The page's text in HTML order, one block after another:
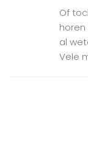
Of
horen
al
Vele